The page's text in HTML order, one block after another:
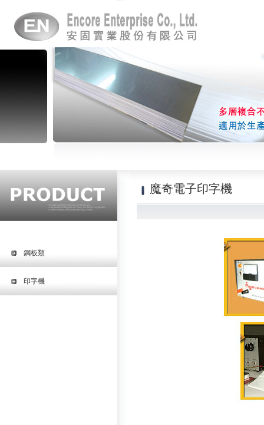
鋼板類
印字機
魔奇電子印字機